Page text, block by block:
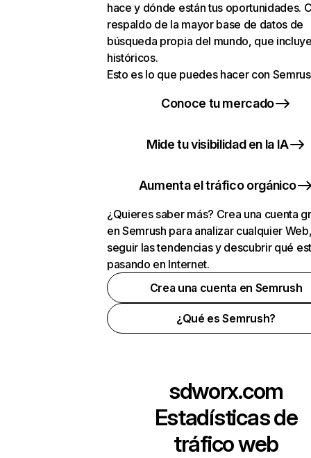
hace y dónde están tus oportunidades.
respaldo de la mayor base de datos de
búsqueda propia del mundo, que
históricos.
Esto es lo que puedes hacer con
Conoce tu mercado
Mide tu visibilidad en la IA
Aumenta el tráfico orgánico
¿Quieres saber más? Crea una cuenta
en Semrush para analizar cualquier
seguir las tendencias y descubrir qué
pasando en Internet.
Crea una cuenta en Semrush
¿Qué es Semrush?
sdworx.com
Estadísticas de
tráfico web